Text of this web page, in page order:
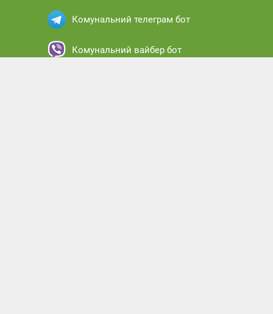
Комунальний телеграм бот
Комунальний вайбер бот